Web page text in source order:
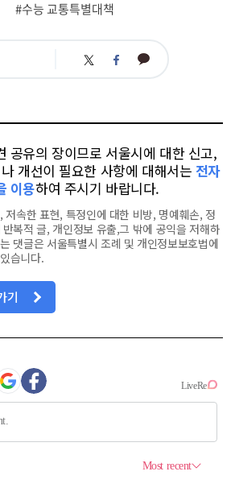
#수능 교통특별대책
트 페 카
공유의 장이므로 서울시에 대한 신고,
개선이 필요한 사항에 대해서는 전자
이용하여 주시기 바랍니다.
저속한 표현, 특정인에 대한 비방, 명예훼손, 정
복적 글, 개인정보 유출,그 밖에 공익을 저해하
댓글은 서울특별시 조례 및 개인정보보호법에
습니다.
기